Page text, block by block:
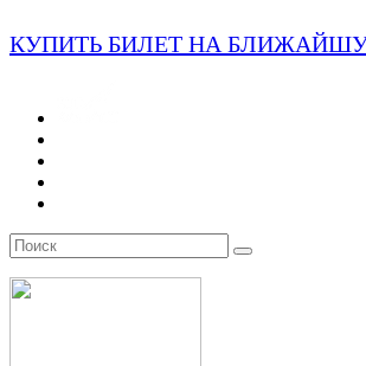
КУПИТЬ БИЛЕТ НА